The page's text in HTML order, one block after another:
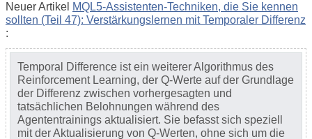
Neuer Artikel MQL5-Assistenten-Techniken, die Sie kennen
sollten (Teil 47): Verstärkungslernen mit Temporaler Differenz
:
Temporal Difference ist ein weiterer Algorithmus des
Reinforcement Learning, der Q-Werte auf der Grundlage
der Differenz zwischen vorhergesagten und
tatsächlichen Belohnungen während des
Agententrainings aktualisiert. Sie befasst sich speziell
mit der Aktualisierung von Q-Werten, ohne sich um die